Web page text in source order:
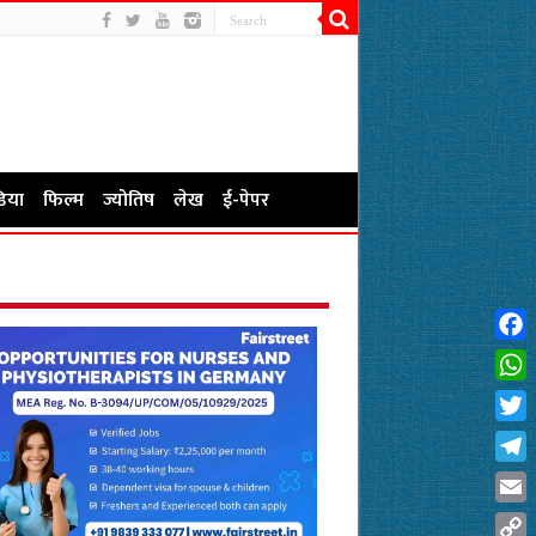
फिल्म ज्योतिष लेख ई-पेपर